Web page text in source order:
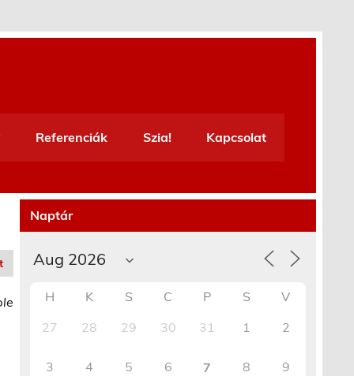
Referenciák Szia! Kapcsolat
Naptár
H K S C P S
V
27
28 29 30 31 1 2
3 4 5 6 7 8 9